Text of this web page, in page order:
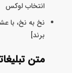
انتخاب لوکس
نخ به نخ، با
برند]
متن